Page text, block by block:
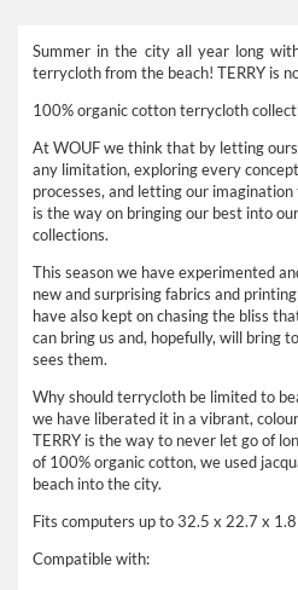
Summer in the city all year long
terrycloth from the beach! TERRY is
100% organic cotton terrycloth
At WOUF we think that by letting
any limitation, exploring every
processes, and letting our
is the way on bringing our best into
collections.
This season we have experimented
new and surprising fabrics and
have also kept on chasing the bliss
can bring us and, hopefully, will bring
sees them.
Why should terrycloth be limited to
we have liberated it in a vibrant,
TERRY is the way to never let go of
of 100% organic cotton, we used
beach into the city.
Fits computers up to 32.5 x 22.7 x 1.8
Compatible with: